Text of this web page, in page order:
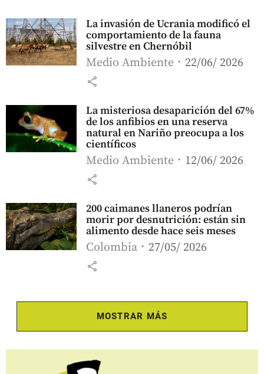
La invasión de Ucrania modificó el
comportamiento de la fauna
silvestre en Chernóbil
Medio Ambiente 22/06/ 2026
share
La misteriosa desaparición del 67%
de los anfibios en una reserva
natural en Nariño preocupa a los
científicos
Medio Ambiente 12/06/ 2026
share
200 caimanes llaneros podrían
morir por desnutrición: están sin
alimento desde hace seis meses
Colombia 27/05/ 2026
share
MOSTRAR MÁS